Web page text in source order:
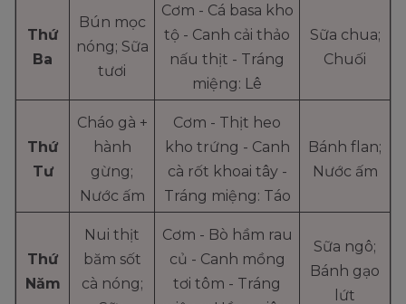
Thứ
Ba
Bún mọc
nóng; Sữa
tươi
Cơm - Cá basa kho
tộ - Canh cải thảo
nấu thịt - Tráng
miệng: Lê
Sữa chua;
Chuối
Thứ
Tư
Cháo gà +
hành
gừng;
Nước ấm
Cơm - Thịt heo
kho trứng - Canh
cà rốt khoai tây -
Tráng miệng: Táo
Bánh flan;
Nước ấm
Thứ
Năm
Nui thịt
băm sốt
cà nóng;
Cơm - Bò hầm rau
củ - Canh mồng
tơi tôm - Tráng
Sữa ngô;
Bánh gạo
lứt